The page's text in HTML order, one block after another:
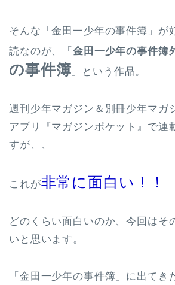
そんな「金田一少年の事件簿」が
読なのが、「金田一少年の事件簿
の事件簿 」という作品。
週刊少年マガジン＆別冊少年マガ
アプリ『マガジンポケット』で連
すが、、
これが非常に面白い！！
どのくらい面白いのか、今回はそ
いと思います。
「金田一少年の事件簿」に出てき